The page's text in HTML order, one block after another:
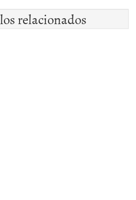
relacionados